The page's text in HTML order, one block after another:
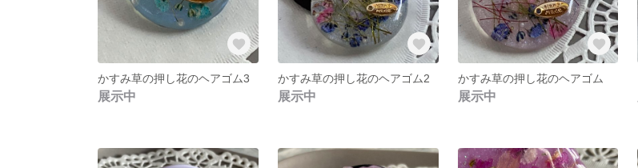
かすみ草の押し花のヘアゴム3
展示中
かすみ草の押し花のヘアゴム2
展示中
かすみ草の押し花のヘアゴム
展示中